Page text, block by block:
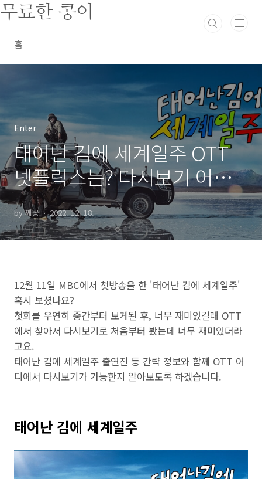
본문 바로가기
무료한 콩이
홈
Enter
태어난 김에 세계일주 OTT
넷플릭스는? 다시보기 어디
서
by 께꽁 2022. 12. 18.
12월 11일 MBC에서 첫방송을 한 '태어난 김에 세계일주'
혹시 보셨나요?
첫회를 우연히 중간부터 보게된 후, 너무 재미있길래 OTT
에서 찾아서 다시보기로 처음부터 봤는데 너무 재미있더라
고요.
태어난 김에 세계일주 출연진 등 간략 정보와 함께 OTT 어
디에서 다시보기가 가능한지 알아보도록 하겠습니다.
태어난 김에 세계일주